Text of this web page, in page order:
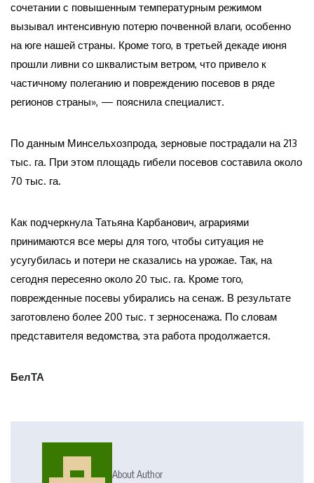
сочетании с повышенным температурным режимом
вызывал интенсивную потерю почвенной влаги, особенно
на юге нашей страны. Кроме того, в третьей декаде июня
прошли ливни со шквалистым ветром, что привело к
частичному полеганию и повреждению посевов в ряде
регионов страны», — пояснила специалист.
По данным Минсельхозпрода, зерновые пострадали на 213
тыс. га. При этом площадь гибели посевов составила около
70 тыс. га.
Как подчеркнула Татьяна Карбанович, аграриями
принимаются все меры для того, чтобы ситуация не
усугубилась и потери не сказались на урожае. Так, на
сегодня пересеяно около 20 тыс. га. Кроме того,
поврежденные посевы убирались на сенаж. В результате
заготовлено более 200 тыс. т зерносенажа. По словам
представителя ведомства, эта работа продолжается.
БелТА
About Author